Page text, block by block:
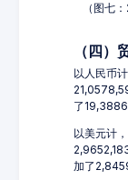
（图七
（四）
以人民币
了
以美元计
加了